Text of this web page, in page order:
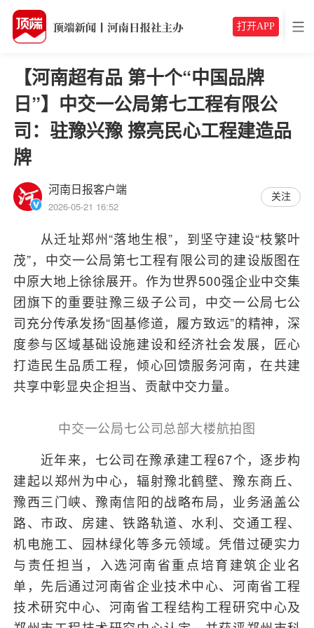
打开APP
【河南超有品 第十个“中国品牌
日”】中交一公局第七工程有限公
司：驻豫兴豫 擦亮民心工程建造品
牌
河南日报客户端
2026-05-21 16:52
关注
从迁址郑州“落地生根”，到坚守建设“枝繁叶
茂”，中交一公局第七工程有限公司的建设版图在
中原大地上徐徐展开。作为世界500强企业中交集
团旗下的重要驻豫三级子公司，中交一公局七公
司充分传承发扬“固基修道，履方致远”的精神，深
度参与区域基础设施建设和经济社会发展，匠心
打造民生品质工程，倾心回馈服务河南，在共建
共享中彰显央企担当、贡献中交力量。
中交一公局七公司总部大楼航拍图
近年来，七公司在豫承建工程67个，逐步构
建起以郑州为中心，辐射豫北鹤壁、豫东商丘、
豫西三门峡、豫南信阳的战略布局，业务涵盖公
路、市政、房建、铁路轨道、水利、交通工程、
机电施工、园林绿化等多元领域。凭借过硬实力
与责任担当，入选河南省重点培育建筑企业名
单，先后通过河南省企业技术中心、河南省工程
技术研究中心、河南省工程结构工程研究中心及